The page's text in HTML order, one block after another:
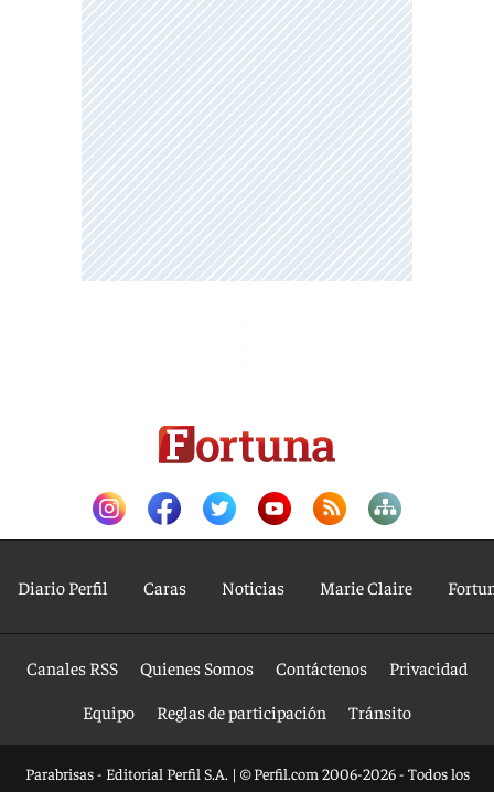
Diario Perfil Caras Noticias Marie Claire
Canales RSS Quienes Somos Contáctenos
Privacidad
Equipo
Reglas de participación Tránsito
Parabrisas - Editorial Perfil S.A. | © Perfil.com 2006-2026 - Todos los